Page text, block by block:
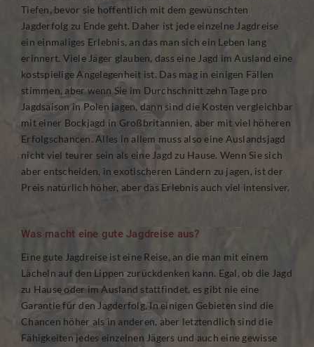
Tiefen, bevor sie hoffentlich mit dem gewünschten
Jagderfolg zu Ende geht. Daher ist jede einzelne Jagdreise
ein einmaliges Erlebnis, an das man sich ein Leben lang
erinnert. Viele Jäger glauben, dass eine Jagd im Ausland eine
kostspielige Angelegenheit ist. Das mag in einigen Fällen
stimmen, aber wenn Sie im Durchschnitt zehn Tage pro
Jagdsaison in Polen jagen, dann sind die Kosten vergleichbar
mit einer Bockjagd in Großbritannien, aber mit viel höheren
Erfolgschancen. Alles in allem muss also eine Auslandsjagd
nicht viel teurer sein als eine Jagd zu Hause. Wenn Sie sich
aber entscheiden, in exotischeren Ländern zu jagen, ist der
Preis natürlich höher, aber das Erlebnis auch viel intensiver.
Was macht eine gute Jagdreise aus?
Eine gute Jagdreise ist eine Reise, an die man mit einem
Lächeln auf den Lippen zurückdenken kann. Egal, ob die Jagd
zu Hause oder im Ausland stattfindet, es gibt nie eine
Garantie für den Jagderfolg. In einigen Gebieten sind die
Chancen höher als in anderen, aber letztendlich sind die
Fähigkeiten jedes einzelnen Jägers und auch eine gewisse